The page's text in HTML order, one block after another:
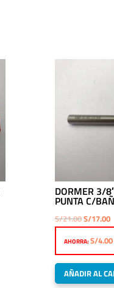
DORMER 3/
PUNTA C/
S/21.00El
era:
S/21.00.
S/17.00El
AHORRA:S/4.00
AÑADIR AL